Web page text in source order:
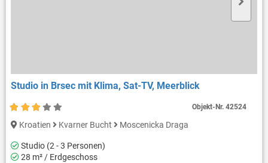
Studio in Brsec mit Klima, Sat-TV, Meerblick
Kroatien Kvarner Bucht Moscenicka Draga
Studio (2 - 3 Personen)
28 m² / Erdgeschoss
Objekt-Nr.42524